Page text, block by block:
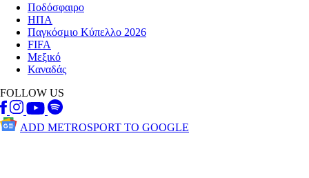
Ποδόσφαιρο
ΗΠΑ
Παγκόσμιο Κύπελλο 2026
FIFA
Μεξικό
Καναδάς
FOLLOW US
ADD METROSPORT TO GOOGLE